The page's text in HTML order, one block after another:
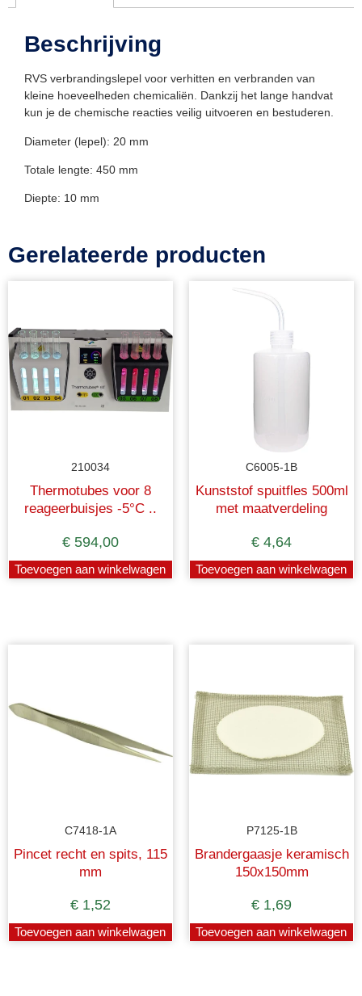
Beschrijving
RVS verbrandingslepel voor verhitten en verbranden van
kleine hoeveelheden chemicaliën. Dankzij het lange handvat
kun je de chemische reacties veilig uitvoeren en bestuderen.
Diameter (lepel): 20 mm
Totale lengte: 450 mm
Diepte: 10 mm
Gerelateerde producten
210034
Thermotubes voor 8
reageerbuisjes -5°C ..
€ 594,00
Toevoegen aan winkelwagen
C6005-1B
Kunststof spuitfles 500ml
met maatverdeling
€ 4,64
Toevoegen aan winkelwagen
C7418-1A
Pincet recht en spits, 115
mm
€ 1,52
Toevoegen aan winkelwagen
P7125-1B
Brandergaasje keramisch
150x150mm
€ 1,69
Toevoegen aan winkelwagen